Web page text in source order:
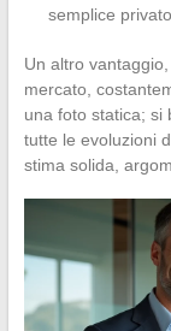
semplice
Un altro
mercato,
una foto statica; si
tutte le evoluzioni
stima solida,